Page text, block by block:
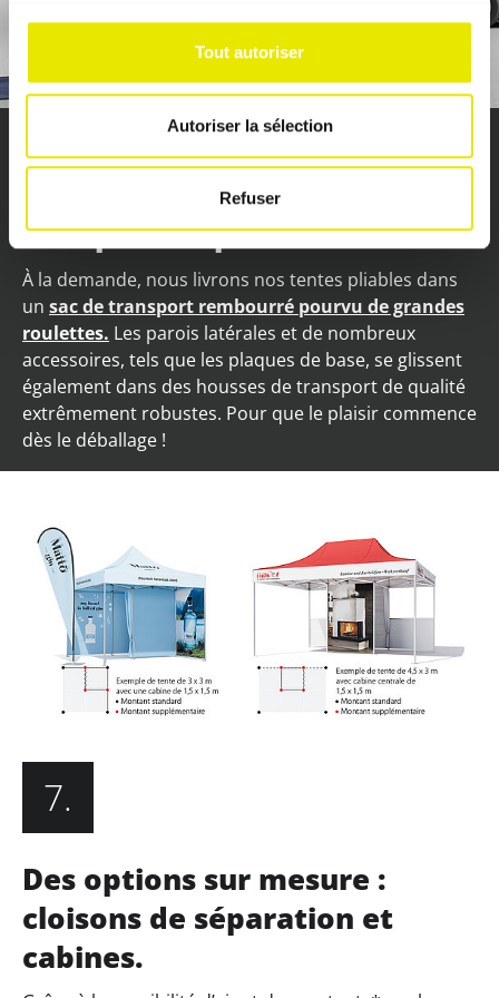
Tout autoriser
Autoriser la sélection
Refuser
Un concept de transport digne
d’un produit premium.
À la demande, nous livrons nos tentes pliables dans
un sac de transport rembourré pourvu de grandes
roulettes. Les parois latérales et de nombreux
accessoires, tels que les plaques de base, se glissent
également dans des housses de transport de qualité
extrêmement robustes. Pour que le plaisir commence
dès le déballage !
7.
Des options sur mesure :
cloisons de séparation et
cabines.